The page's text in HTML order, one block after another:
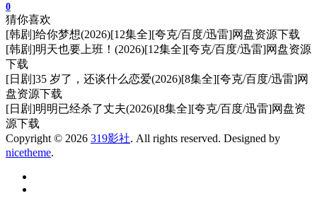
0
猜你喜欢
[韩剧]给你梦想(2026)[12集全][夸克/百度/迅雷]网盘资源下载
[韩剧]明天也要上班！(2026)[12集全][夸克/百度/迅雷]网盘资源
下载
[日剧]35 岁了，还谈什么恋爱(2026)[8集全][夸克/百度/迅雷]网
盘资源下载
[日剧]明明已经杀了丈夫(2026)[8集全][夸克/百度/迅雷]网盘资
源下载
Copyright © 2026 319影社. All rights reserved. Designed by
nicetheme.